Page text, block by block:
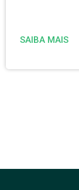
SAIBA MAIS